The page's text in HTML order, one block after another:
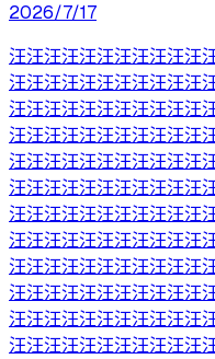
2026/7/17
汪汪汪汪汪汪汪汪汪汪汪
汪汪汪汪汪汪汪汪汪汪汪
汪汪汪汪汪汪汪汪汪汪汪
汪汪汪汪汪汪汪汪汪汪汪
汪汪汪汪汪汪汪汪汪汪汪
汪汪汪汪汪汪汪汪汪汪汪
汪汪汪汪汪汪汪汪汪汪汪
汪汪汪汪汪汪汪汪汪汪汪
汪汪汪汪汪汪汪汪汪汪汪
汪汪汪汪汪汪汪汪汪汪汪
汪汪汪汪汪汪汪汪汪汪汪
汪汪汪汪汪汪汪汪汪汪汪